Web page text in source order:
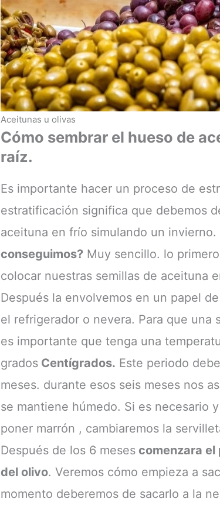
Aceitunas u olivas
Cómo sembrar el hueso de
raíz.
Es importante hacer un proceso de
estratificación significa que debemos
aceituna en frío simulando un invierno.
conseguimos? Muy sencillo. lo
colocar nuestras semillas de aceituna
Después la envolvemos en un papel
el refrigerador o nevera. Para que una
es importante que tenga una
grados Centígrados. Este periodo
meses. durante esos seis meses nos
se mantiene húmedo. Si es necesario
poner marrón , cambiaremos la
Después de los 6 meses comenzara el
del olivo. Veremos cómo empieza a
momento deberemos de sacarlo a la